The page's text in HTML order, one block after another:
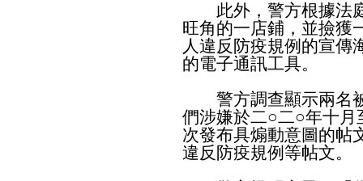
此外，警方根據法庭
旺角的一店鋪，並撿獲
人違反防疫規例的宣傳
的電子通訊工具。
警方調查顯示兩名被
們涉嫌於二○二○年十月
次發布具煽動意圖的帖
違反防疫規例等帖文。